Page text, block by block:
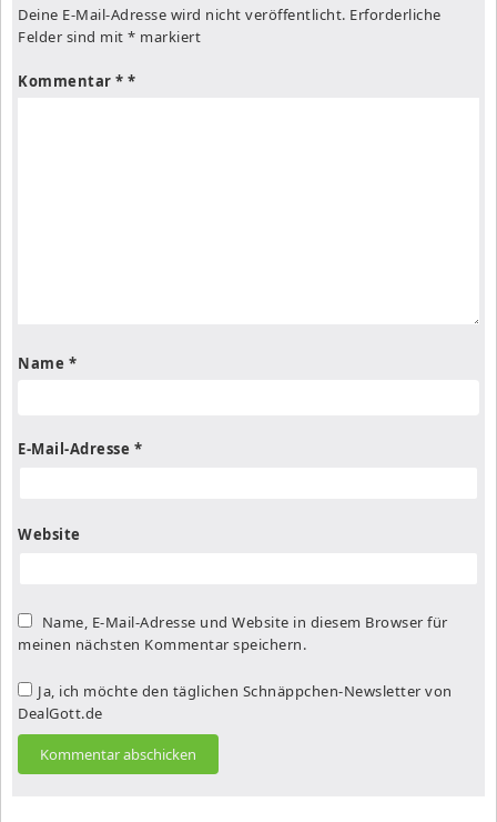
Deine E-Mail-Adresse wird nicht veröffentlicht. Erforderliche
Felder sind mit * markiert
Kommentar *
Name *
E-Mail-Adresse *
Website
Name, E-Mail-Adresse und Website in diesem Browser für
meinen nächsten Kommentar speichern.
Ja, ich möchte den täglichen Schnäppchen-Newsletter von
DealGott.de